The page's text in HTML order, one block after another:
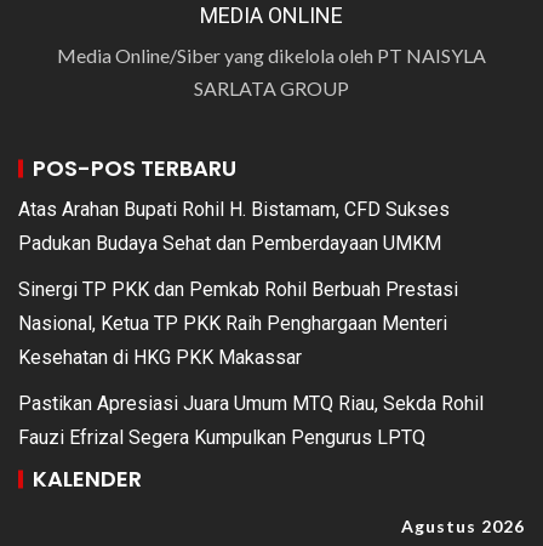
MEDIA ONLINE
Media Online/Siber yang dikelola oleh PT NAISYLA
SARLATA GROUP
POS-POS TERBARU
Atas Arahan Bupati Rohil H. Bistamam, CFD Sukses
Padukan Budaya Sehat dan Pemberdayaan UMKM
Sinergi TP PKK dan Pemkab Rohil Berbuah Prestasi
Nasional, Ketua TP PKK Raih Penghargaan Menteri
Kesehatan di HKG PKK Makassar
Pastikan Apresiasi Juara Umum MTQ Riau, Sekda Rohil
Fauzi Efrizal Segera Kumpulkan Pengurus LPTQ
KALENDER
Agustus 2026